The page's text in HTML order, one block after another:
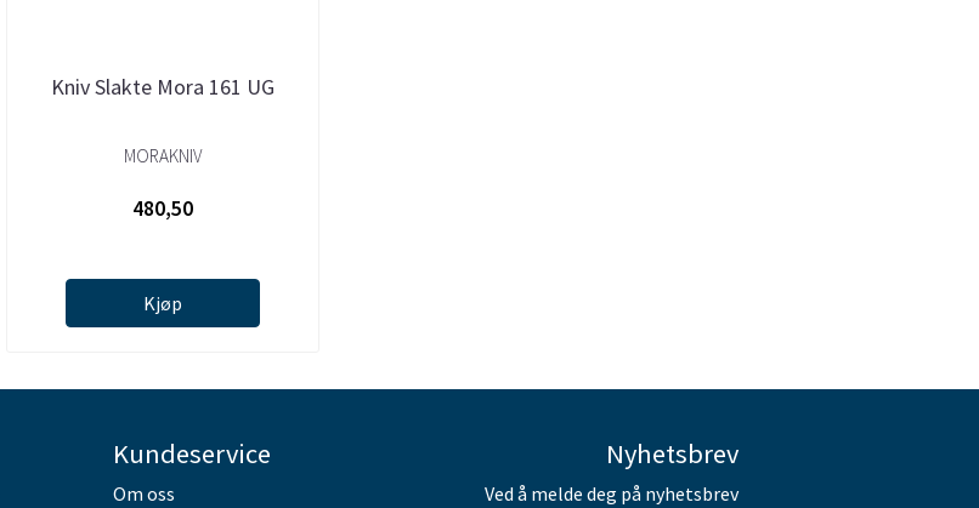
Kniv Slakte Mora 161 UG
MORAKNIV
480,50
Kjøp
Kundeservice
Om oss
Nyhetsbrev
Ved å melde deg på nyhetsbrev